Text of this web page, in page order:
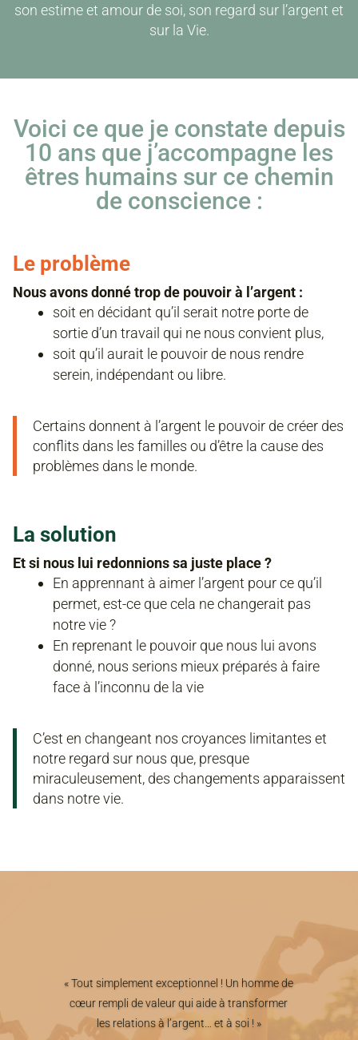
son estime et amour de soi, son regard sur l’argent et
sur la Vie.
Voici ce que je constate depuis
10 ans que j’accompagne les
êtres humains sur ce chemin
de conscience :
Le problème
Nous avons donné trop de pouvoir à l’argent :
soit en décidant qu’il serait notre porte de
sortie d’un travail qui ne nous convient plus,
soit qu’il aurait le pouvoir de nous rendre
serein, indépendant ou libre.
Certains donnent à l’argent le pouvoir de créer des
conflits dans les familles ou d’être la cause des
problèmes dans le monde.
La solution
Et si nous lui redonnions sa juste place ?
En apprennant à aimer l’argent pour ce qu’il
permet, est-ce que cela ne changerait pas
notre vie ?
En reprenant le pouvoir que nous lui avons
donné, nous serions mieux préparés à faire
face à l’inconnu de la vie
C’est en changeant nos croyances limitantes et
notre regard sur nous que, presque
miraculeusement, des changements apparaissent
dans notre vie.
« Tout simplement exceptionnel ! Un homme de
cœur rempli de valeur qui aide à transformer
les relations à l’argent… et à soi ! »